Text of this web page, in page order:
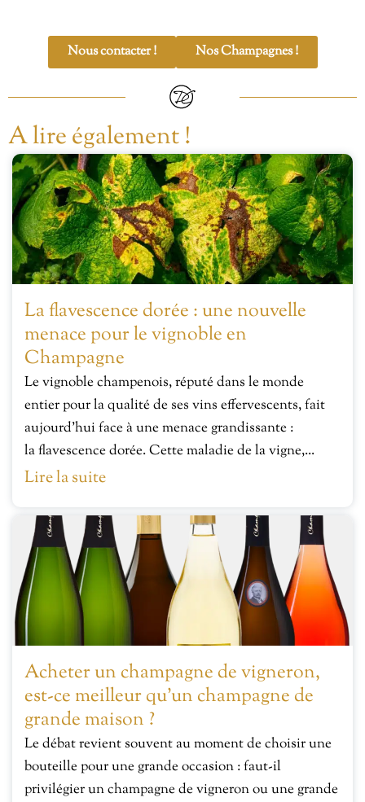
Nous contacter ! Nos Champagnes !
A lire également !
La flavescence dorée : une nouvelle
menace pour le vignoble en
Champagne
Le vignoble champenois, réputé dans le monde
entier pour la qualité de ses vins effervescents, fait
aujourd’hui face à une menace grandissante :
la flavescence dorée. Cette maladie de la vigne,...
Lire la suite
Acheter un champagne de vigneron,
est-ce meilleur qu’un champagne de
grande maison ?
Le débat revient souvent au moment de choisir une
bouteille pour une grande occasion : faut-il
privilégier un champagne de vigneron ou une grande